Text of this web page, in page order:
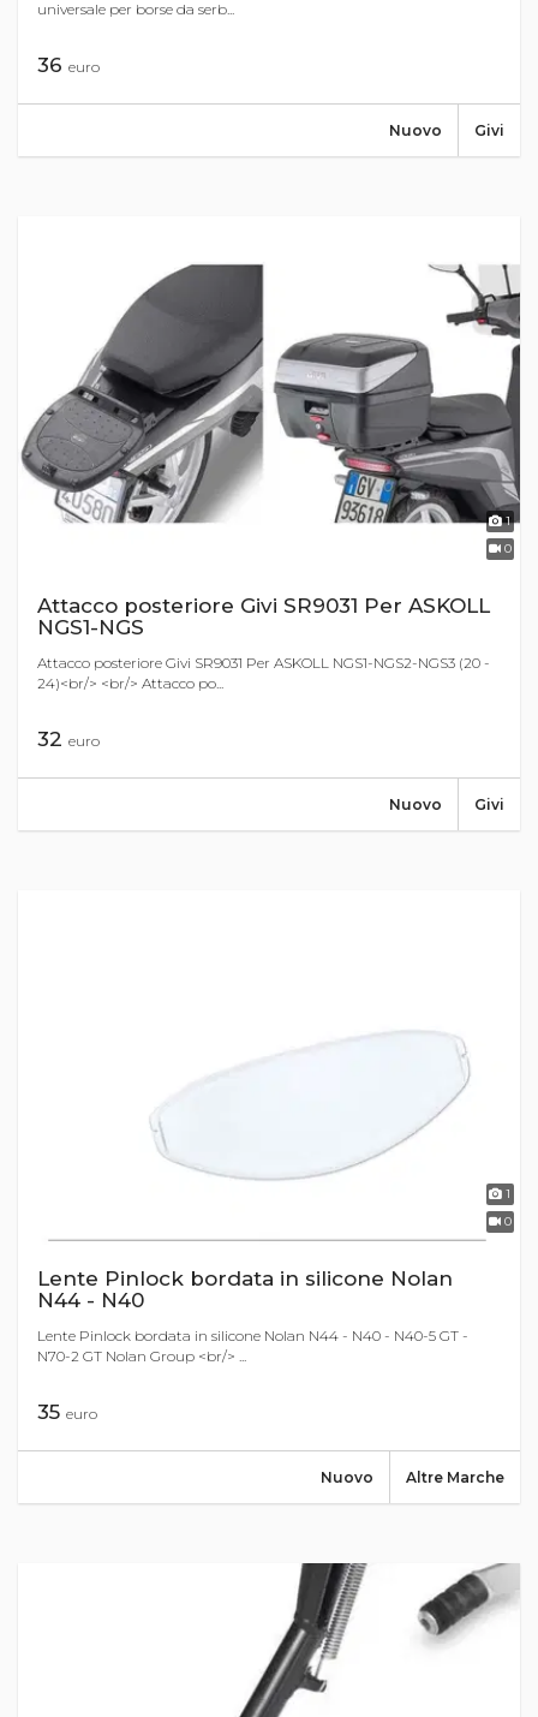
universale per borse da serb...
36 euro
Givi
Nuovo
1
0
Attacco posteriore Givi SR9031 Per ASKOLL
NGS1-NGS
Attacco posteriore Givi SR9031 Per ASKOLL NGS1-NGS2-NGS3 (20 -
24)<br/> <br/> Attacco po...
32 euro
Givi
Nuovo
1
0
Lente Pinlock bordata in silicone Nolan
N44 - N40
Lente Pinlock bordata in silicone Nolan N44 - N40 - N40-5 GT -
N70-2 GT Nolan Group <br/> ...
35 euro
Altre Marche
Nuovo